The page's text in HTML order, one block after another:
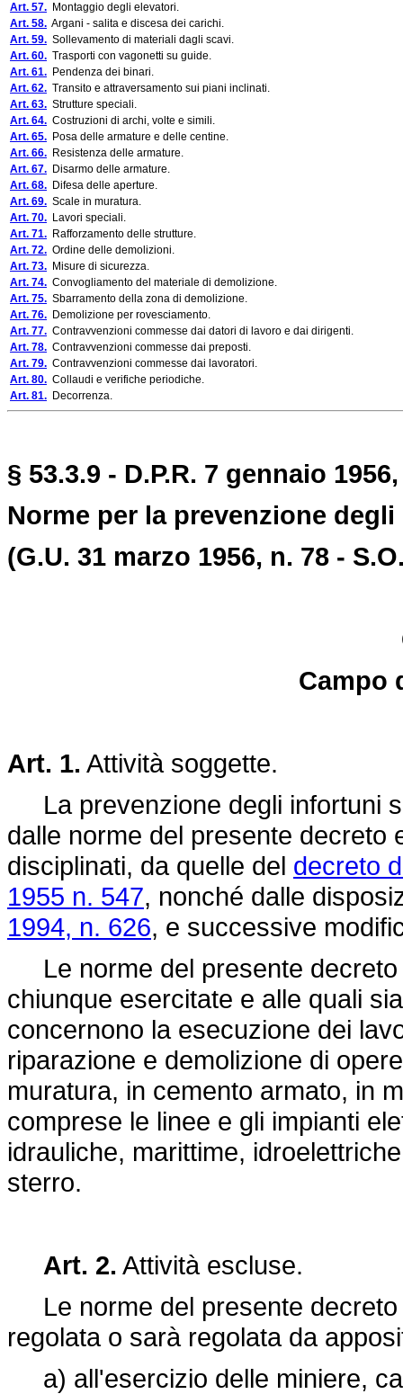
Art. 57. Montaggio degli elevatori.
Art. 58. Argani - salita e discesa dei carichi.
Art. 59. Sollevamento di materiali dagli scavi.
Art. 60. Trasporti con vagonetti su guide.
Art. 61. Pendenza dei binari.
Art. 62. Transito e attraversamento sui piani inclinati.
Art. 63. Strutture speciali.
Art. 64. Costruzioni di archi, volte e simili.
Art. 65. Posa delle armature e delle centine.
Art. 66. Resistenza delle armature.
Art. 67. Disarmo delle armature.
Art. 68. Difesa delle aperture.
Art. 69. Scale in muratura.
Art. 70. Lavori speciali.
Art. 71. Rafforzamento delle strutture.
Art. 72. Ordine delle demolizioni.
Art. 73. Misure di sicurezza.
Art. 74. Convogliamento del materiale di demolizione.
Art. 75. Sbarramento della zona di demolizione.
Art. 76. Demolizione per rovesciamento.
Art. 77. Contravvenzioni commesse dai datori di lavoro e dai dirigenti.
Art. 78. Contravvenzioni commesse dai preposti.
Art. 79. Contravvenzioni commesse dai lavoratori.
Art. 80. Collaudi e verifiche periodiche.
Art. 81. Decorrenza.
§ 53.3.9 - D.P.R. 7 gennaio
Norme per la prevenzione
(G.U. 31 marzo 1956, n. 78 -
Campo
Art. 1. Attività soggette.
La prevenzione degli infortuni
dalle norme del presente decreto
disciplinati, da quelle del decreto
1955 n. 547, nonché dalle
1994, n. 626, e successive
Le norme del presente decreto
chiunque esercitate e alle quali
concernono la esecuzione dei
riparazione e demolizione di
muratura, in cemento armato, in
comprese le linee e gli impianti
idrauliche, marittime,
sterro.
Art. 2. Attività escluse.
Le norme del presente decreto
regolata o sarà regolata da
a) all'esercizio delle miniere,